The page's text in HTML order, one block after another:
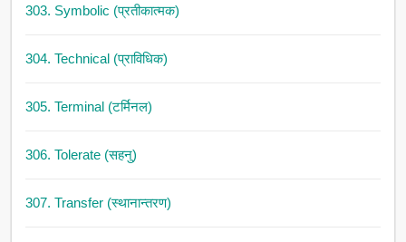
303. Symbolic (प्रतीकात्मक)
304. Technical (प्राविधिक)
305. Terminal (टर्मिनल)
306. Tolerate (सहनु)
307. Transfer (स्थानान्तरण)